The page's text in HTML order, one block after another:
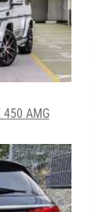
AMG